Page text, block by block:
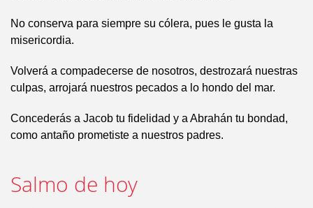
No conserva para siempre su cólera, pues le gusta la
misericordia.
Volverá a compadecerse de nosotros, destrozará nuestras
culpas, arrojará nuestros pecados a lo hondo del mar.
Concederás a Jacob tu fidelidad y a Abrahán tu bondad,
como antaño prometiste a nuestros padres.
Salmo de hoy